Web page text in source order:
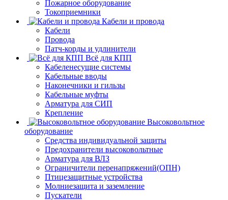
Пожарное оборудование
Токоприемники
Кабели и провода
Кабели
Провода
Патч-корды и удлинители
Всё для КПП
Кабеленесущие системы
Кабельные вводы
Наконечники и гильзы
Кабельные муфты
Арматура для СИП
Крепление
Высоковольтное
оборудование
Средства индивидуальной защиты
Предохранители высоковольтные
Арматура для ВЛЗ
Ограничители перенапряжений(ОПН)
Птицезащитные устройства
Молниезащита и заземление
Пускатели